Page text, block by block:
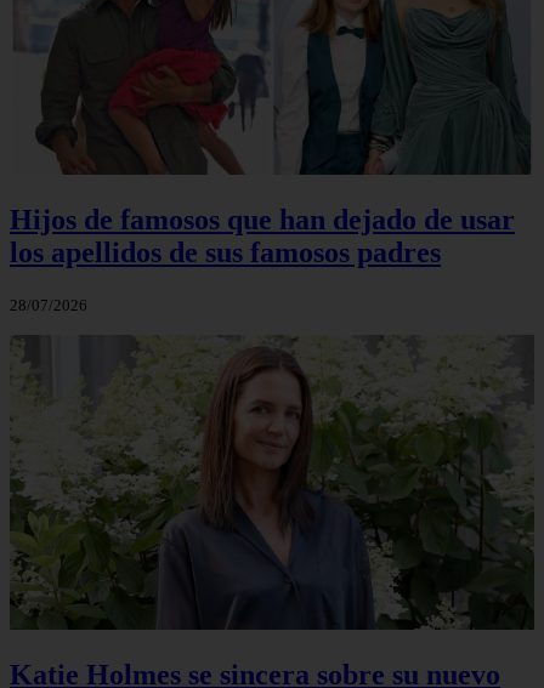
Hijos de famosos que han dejado de usar
los apellidos de sus famosos padres
28/07/2026
Katie Holmes se sincera sobre su nuevo